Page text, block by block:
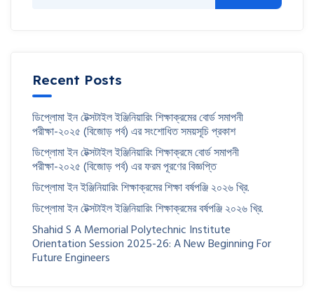
Recent Posts
ডিপ্লোমা ইন টেক্সটাইল ইঞ্জিনিয়ারিং শিক্ষাক্রমের বোর্ড সমাপনী
পরীক্ষা-২০২৫ (বিজোড় পর্ব) এর সংশোধিত সময়সূচি প্রকাশ
ডিপ্লোমা ইন টেক্সটাইল ইঞ্জিনিয়ারিং শিক্ষাক্রমে বোর্ড সমাপনী
পরীক্ষা-২০২৫ (বিজোড় পর্ব) এর ফরম পূরণের বিজ্ঞপ্তি
ডিপ্লোমা ইন ইঞ্জিনিয়ারিং শিক্ষাক্রমের শিক্ষা বর্ষপঞ্জি ২০২৬ খ্রি.
ডিপ্লোমা ইন টেক্সটাইল ইঞ্জিনিয়ারিং শিক্ষাক্রমের বর্ষপঞ্জি ২০২৬ খ্রি.
Shahid S A Memorial Polytechnic Institute
Orientation Session 2025-26: A New Beginning For
Future Engineers